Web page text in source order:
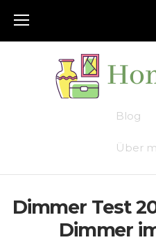
Blog
Über
Dimmer Test
Dimmer